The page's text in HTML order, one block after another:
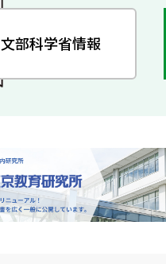
文部科学省情報